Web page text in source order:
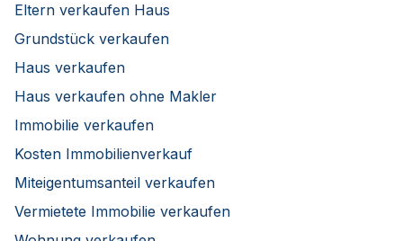
Eltern verkaufen Haus
Grundstück verkaufen
Haus verkaufen
Haus verkaufen ohne Makler
Immobilie verkaufen
Kosten Immobilienverkauf
Miteigentumsanteil verkaufen
Vermietete Immobilie verkaufen